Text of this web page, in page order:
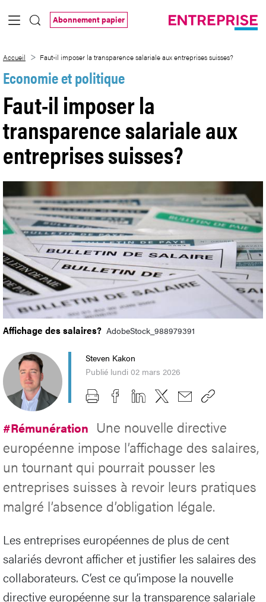
Saut au contenu principal
Abonnement papier
Accueil Faut-il imposer la transparence salariale aux entreprises suisses?
Economie et politique
Faut-il imposer la
transparence salariale aux
entreprises suisses?
Affichage des salaires? AdobeStock_988979391
Steven Kakon
Publié lundi 02 mars 2026
#Rémunération Une nouvelle directive
européenne impose l’affichage des salaires,
un tournant qui pourrait pousser les
entreprises suisses à revoir leurs pratiques
malgré l’absence d’obligation légale.
Les entreprises européennes de plus de cent
salariés devront afficher et justifier les salaires des
collaborateurs. C’est ce qu’impose la nouvelle
directive européenne sur la transparence salariale